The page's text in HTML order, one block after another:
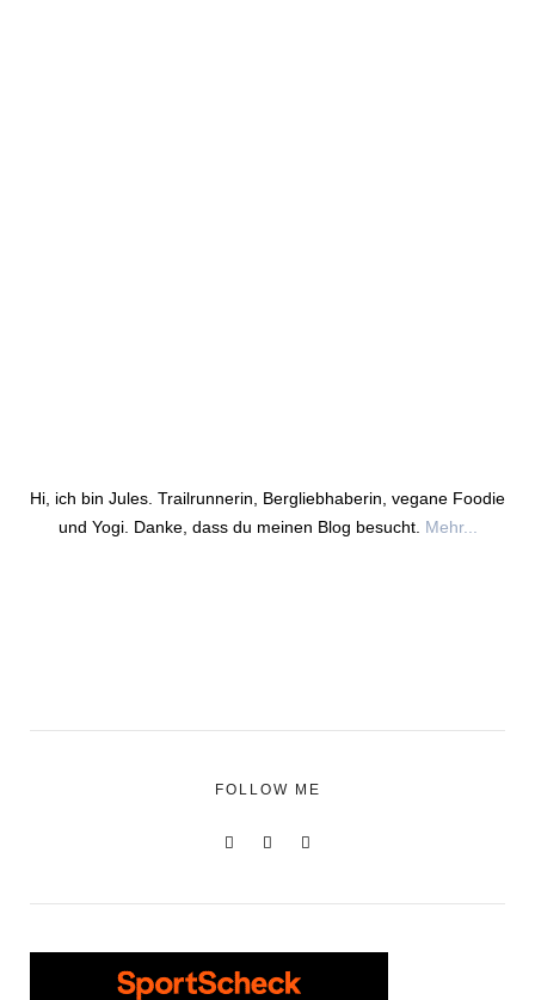
Hi, ich bin Jules. Trailrunnerin, Bergliebhaberin, vegane Foodie
und Yogi. Danke, dass du meinen Blog besucht. Mehr...
FOLLOW ME